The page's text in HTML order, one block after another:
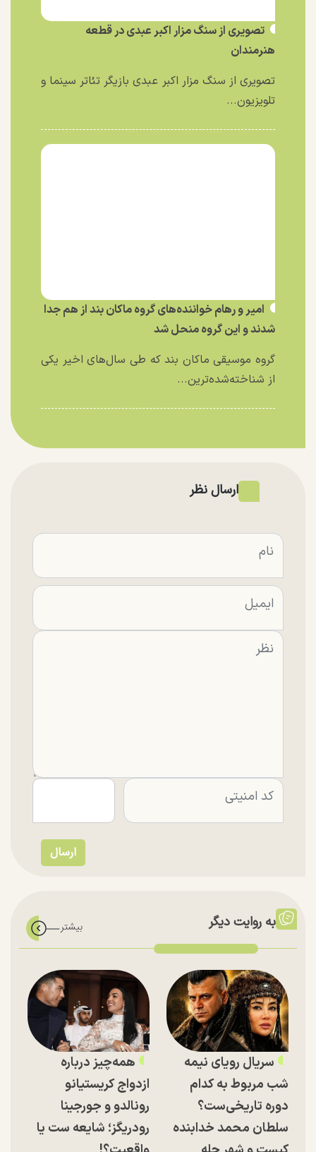
تصویری از سنگ مزار اکبر عبدی در قطعه
هنرمندان
تصویری از سنگ مزار اکبر عبدی بازیگر تئاتر سینما و
تلویزیون...
امیر و رهام خواننده‌های گروه ماکان بند از هم جدا
شدند و این گروه منحل شد
گروه موسیقی ماکان بند که طی سال‌های اخیر یکی
از شناخته‌شده‌ترین...
ارسال نظر
به روایت دیگر
سریال رویای نیمه
شب مربوط به کدام
دوره تاریخی‌ست؟
سلطان محمد خدابنده
همه‌چیز درباره
ازدواج کریستیانو
رونالدو و جورجینا
رودریگز؛ شایعه ست یا